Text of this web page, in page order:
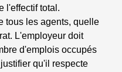
l'effectif total.
tous les agents, quelle
L'employeur doit
d'emplois occupés
qu'il respecte